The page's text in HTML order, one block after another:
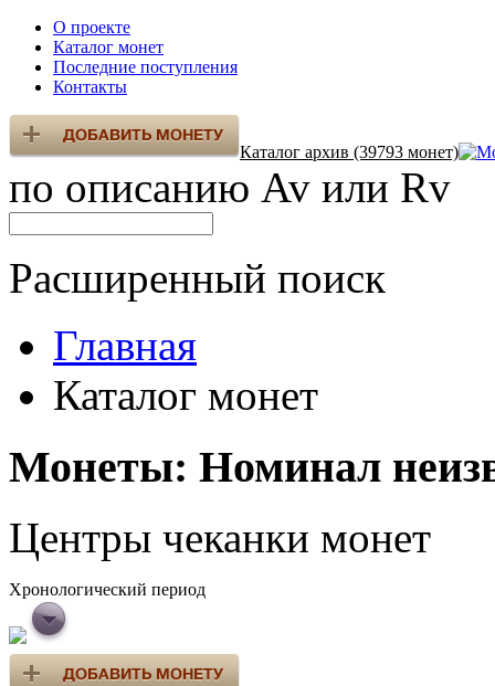
О проекте
Каталог монет
Последние поступления
Контакты
Каталог архив (39793 монет)
по описанию Av или Rv
Расширенный поиск
Главная
Каталог монет
Монеты: Номинал
Центры чеканки монет
Хронологический период